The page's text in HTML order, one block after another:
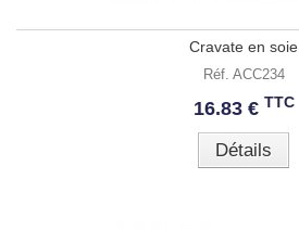
Cravate en soie
Réf. ACC234
16.83 € TTC
Détails